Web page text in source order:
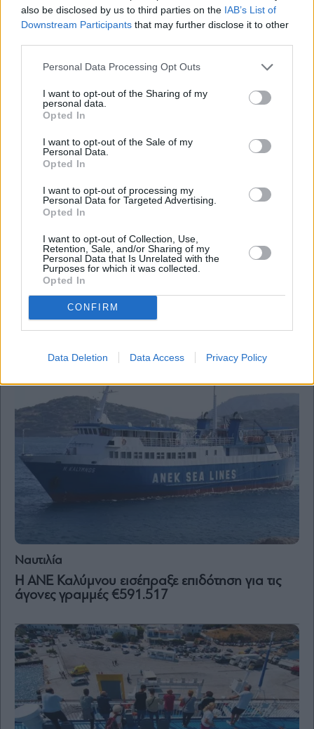
also be disclosed by us to third parties on the IAB’s List of
Downstream Participants that may further disclose it to other
Personal Data Processing Opt Outs
I want to opt-out of the Sharing of my
personal data.
Opted In
I want to opt-out of the Sale of my
Personal Data.
Opted In
I want to opt-out of processing my
Personal Data for Targeted Advertising.
Opted In
I want to opt-out of Collection, Use,
Retention, Sale, and/or Sharing of my
Personal Data that Is Unrelated with the
Purposes for which it was collected.
Opted In
CONFIRM
Data Deletion Data Access Privacy Policy
Οι εφοπλιστές Λεντούδης και Παπαλιός πίσω
Πόλεμος από τον δήμαρχο
ΥΠΕΝ: Δεν έχει λάβει τελική έγκριση η επένδυση
Ναυτιλία
Η ΑΝΕ Καλύμνου εισέπραξε επιδότηση για τις
άγονες γραμμές €591.517